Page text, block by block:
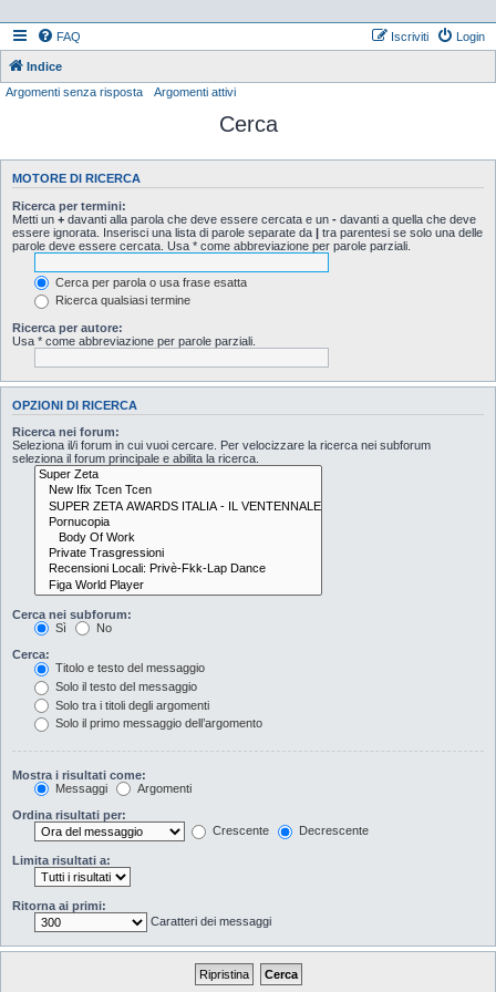
FAQ Login
Iscriviti
Indice
Argomenti senza risposta
Argomenti attivi
Cerca
MOTORE DI RICERCA
Ricerca per termini:
Metti un + davanti alla parola che deve essere cercata e un - davanti a quella che deve
essere ignorata. Inserisci una lista di parole separate da | tra parentesi se solo una delle
parole deve essere cercata. Usa * come abbreviazione per parole parziali.
Cerca per parola o usa frase esatta
Ricerca qualsiasi termine
Ricerca per autore:
Usa * come abbreviazione per parole parziali.
OPZIONI DI RICERCA
Ricerca nei forum:
Seleziona il/i forum in cui vuoi cercare. Per velocizzare la ricerca nei subforum
seleziona il forum principale e abilita la ricerca.
Cerca nei subforum:
Sì
No
Cerca:
Titolo e testo del messaggio
Solo il testo del messaggio
Solo tra i titoli degli argomenti
Solo il primo messaggio dell’argomento
Mostra i risultati come:
Messaggi
Argomenti
Ordina risultati per:
Crescente
Decrescente
Limita risultati a:
Ritorna ai primi:
Caratteri dei messaggi